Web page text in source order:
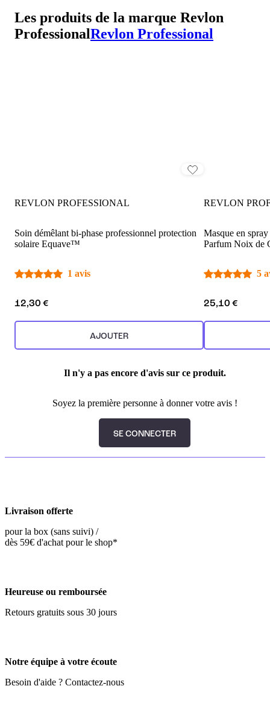
Les produits de la marque Revlon
ProfessionalRevlon Professional
REVLON PROFESSIONAL
Soin démêlant bi-phase professionnel protection
solaire Equave™
1 avis
12,30 €
AJOUTER
REVLON
Masque en
Parfum Noix
5
25,10 €
Il n'y a pas encore d'avis sur ce produit.
Soyez la première personne à donner votre avis !
SE CONNECTER
Livraison offerte
pour la box (sans suivi) /
dès 59€ d'achat pour le shop*
Heureuse ou remboursée
Retours gratuits sous 30 jours
Notre équipe à votre écoute
Besoin d'aide ? Contactez-nous